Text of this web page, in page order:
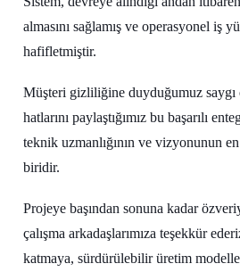
almasını sağlamış ve operasyonel iş
hafifletmiştir.
Müşteri gizliliğine duyduğumuz saygı
hatlarını paylaştığımız bu başarılı
teknik uzmanlığının ve vizyonunun
biridir.
Projeye başından sonuna kadar
çalışma arkadaşlarımıza teşekkür
katmaya, sürdürülebilir üretim